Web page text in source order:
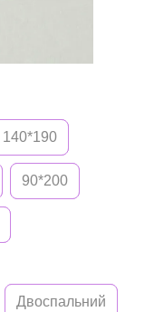
140*190
90*200
Двоспальний